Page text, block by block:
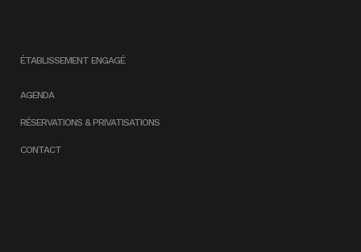
ÉTABLISSEMENT ENGAGÉ
AGENDA
RÉSERVATIONS & PRIVATISATIONS
CONTACT